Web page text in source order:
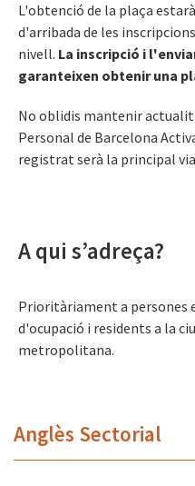
L'obtenció de la plaça
d'arribada de les
nivell. La inscripció i
garanteixen obtenir una
No oblidis mantenir
Personal de Barcelona
registrat serà la principal
A qui s’adreça?
Prioritàriament a persones
d'ocupació i residents a la
metropolitana.
Anglès Sectorial